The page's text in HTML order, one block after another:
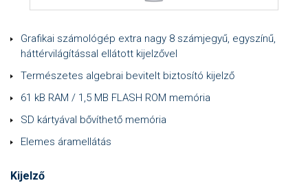
Grafikai számológép extra nagy 8 számjegyű, egyszínű,
háttérvilágítással ellátott kijelzővel
Természetes algebrai bevitelt biztosító kijelző
61 kB RAM / 1,5 MB FLASH ROM memória
SD kártyával bővíthető memória
Elemes áramellátás
Kijelző